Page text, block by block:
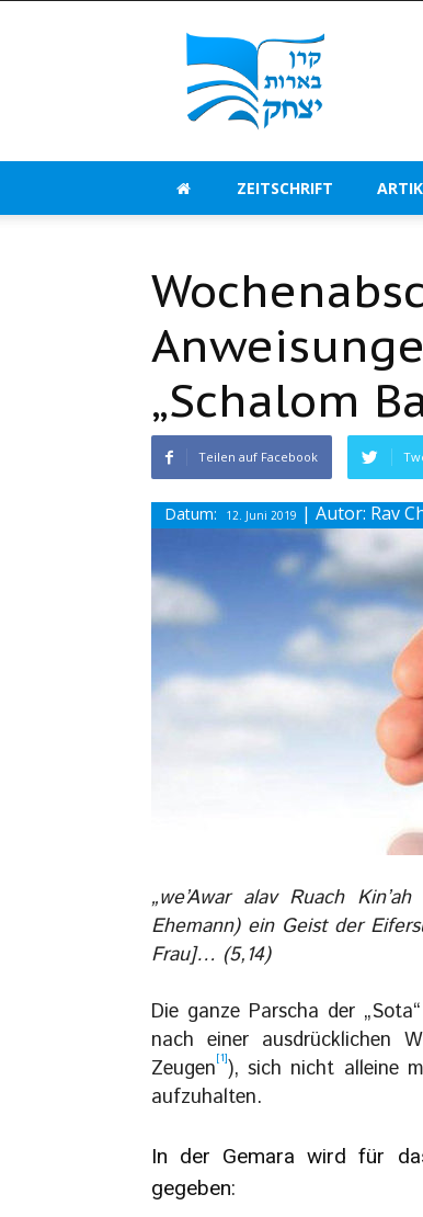
Beerot
Izchak
Deutschland
ZEITSCHRIFT
„Schalom
Teilen auf Facebook
Datum: 12. Juni 2019 | Autor: Rav
„we’Awar alav Ruach
Ehemann) ein Geist der
Frau]… (5,14)
Die ganze Parscha der
nach einer ausdrücklichen
Zeugen[1]), sich nicht alleine
aufzuhalten.
In der Gemara wird für
gegeben: